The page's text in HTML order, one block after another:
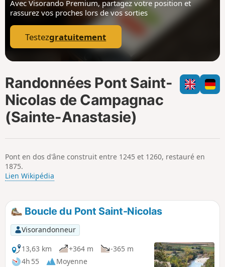
m
p
Avec Visorando Premium, partagez votre position et
rassurez vos proches lors de vos sorties
Testezgratuitement
Randonnées Pont Saint-
Nicolas de Campagnac
(Sainte-Anastasie)
Pont en dos d'âne construit entre 1245 et 1260, restauré en
1875.
Lien Wikipédia
Boucle du Pont Saint-Nicolas
Visorandonneur
13,63 km
+364 m
-365 m
4h 55
Moyenne